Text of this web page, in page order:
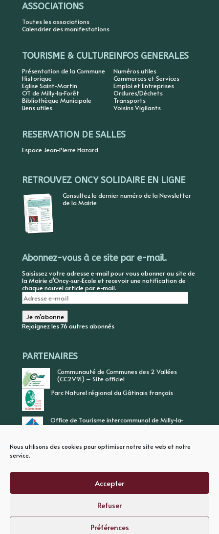
Nous utilisons des cookies pour optimiser notre site web et notre
service.
Accepter
Refuser
Préférences
ASSOCIATIONS
Toutes les associations
Calendrier des manifestations
TOURISME & CULTURE
Présentation de la Commune
Historique
Eglise Saint-Martin
OT de Milly-la-Forêt
Bibliothèque Municipale
Liens utiles
INFOS GENERALES
Numéros utiles
Commerces et Services
Emploi et Entreprises
Ordures/Déchets
Transports
Voisins Vigilants
RESERVATION DE SALLES
Espace Jean-Pierre Hazard
RETROUVEZ ONCY SOLIDAIRE EN LIGNE
Consultez le dernier numéro de la Newsletter
de la Mairie
Abonnez-vous à ce site par e-mail.
Saisissez votre adresse e-mail pour vous abonner au site de
la Mairie d'Oncy-sur-Ecole et recevoir une notification de
chaque nouvel article par e-mail.
Adresse
e-
mail
Je m'abonne
Rejoignez les 76 autres abonnés
PARTENAIRES
Communauté de Communes des 2 Vallées
(CC2V91) – Site officiel
Parc Naturel régional du Gâtinais français
Office de Tourisme intercommunal de Milly-la-
Forêt, Vallée de l’Ecole, Vallée de l’Essonne
MENTIONS LEGALES
POLITIQUE DE CONFIDENTIALITE